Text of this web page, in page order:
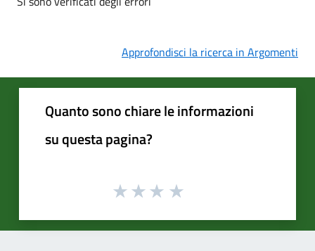
Approfondisci la ricerca in Argomenti
Quanto sono chiare le informazioni
su questa pagina?